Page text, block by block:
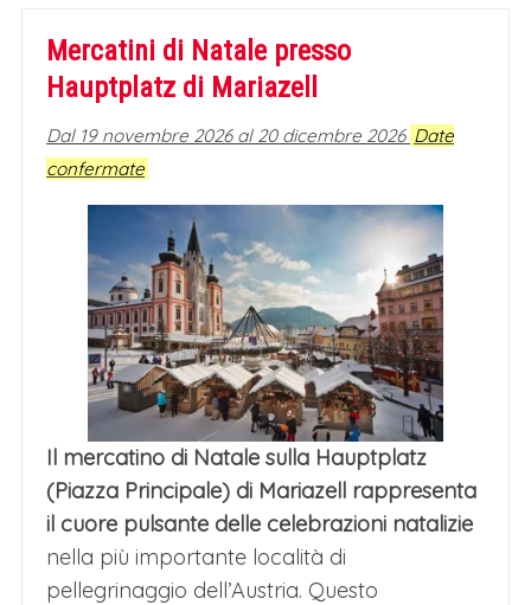
Mercatini di Natale presso
Hauptplatz di Mariazell
Dal 19 novembre 2026 al 20 dicembre 2026 Date
confermate
Il mercatino di Natale sulla Hauptplatz
(Piazza Principale) di Mariazell rappresenta
il cuore pulsante delle celebrazioni natalizie
nella più importante località di
pellegrinaggio dell’Austria. Questo